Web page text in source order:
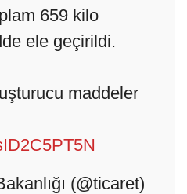
659 kilo
ele geçirildi.
maddeler
(@ticaret)